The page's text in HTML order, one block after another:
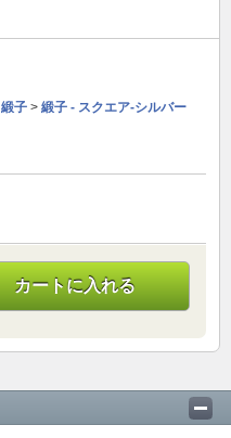
緞子 > 緞子 - スクエア-シルバー
カートに入れる